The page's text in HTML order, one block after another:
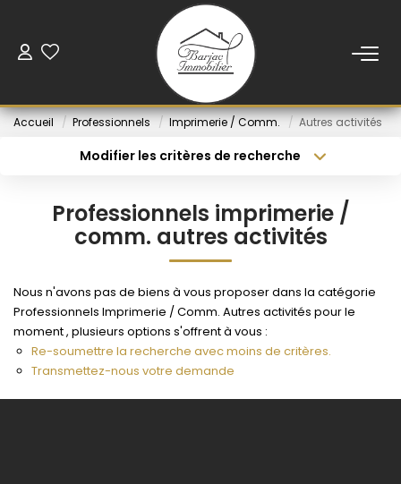
ACCUEIL
VENDUS
NOS AGENCES
ESTIMATION
Accueil Professionnels Imprimerie / Comm. Autres activités
Modifier les critères de recherche
Sélectionnez...
Type de bien
Budget min
Plus de critères Créer une alerte
Professionnels imprimerie /
comm. autres activités
Nous n'avons pas de biens à vous proposer dans la catégorie
Professionnels Imprimerie / Comm. Autres activités pour le
moment , plusieurs options s'offrent à vous :
Re-soumettre la recherche avec moins de critères.
Transmettez-nous votre demande